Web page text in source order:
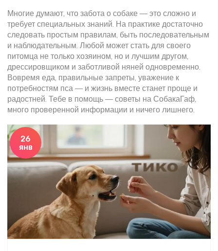
Многие думают, что забота о собаке — это сложно и
требует специальных знаний. На практике достаточно
следовать простым правилам, быть последовательным
и наблюдательным. Любой может стать для своего
питомца не только хозяином, но и лучшим другом,
дрессировщиком и заботливой няней одновременно.
Вовремя еда, правильные запреты, уважение к
потребностям пса — и жизнь вместе станет проще и
радостней. Тебе в помощь — советы на СобакаГаф,
много проверенной информации и ничего лишнего.
26
янв